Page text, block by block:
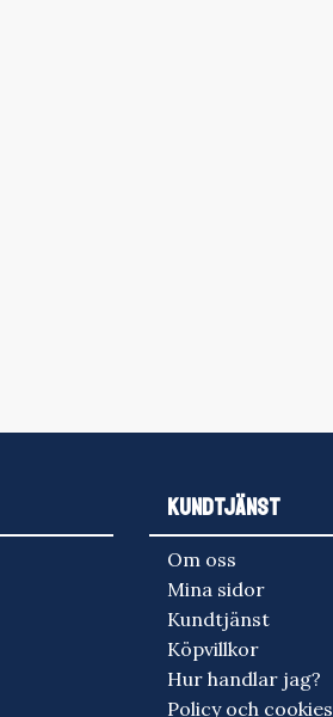
KUNDTJÄNST
Om oss
Mina sidor
Kundtjänst
Köpvillkor
Hur handlar jag?
Policy och cookies